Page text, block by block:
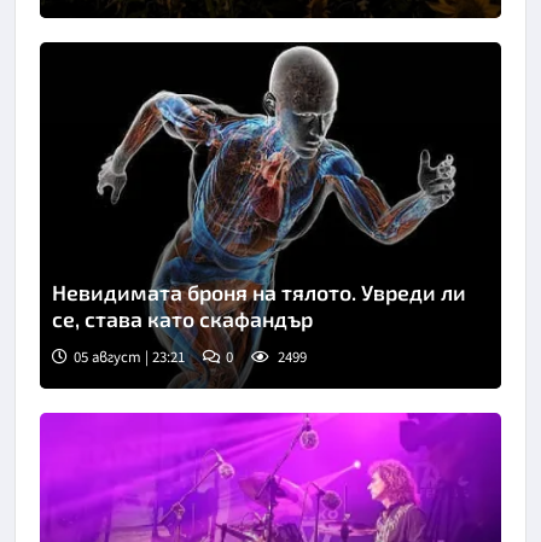
Невидимата броня на тялото. Увреди ли
се, става като скафандър
05 август | 23:21 0 2499